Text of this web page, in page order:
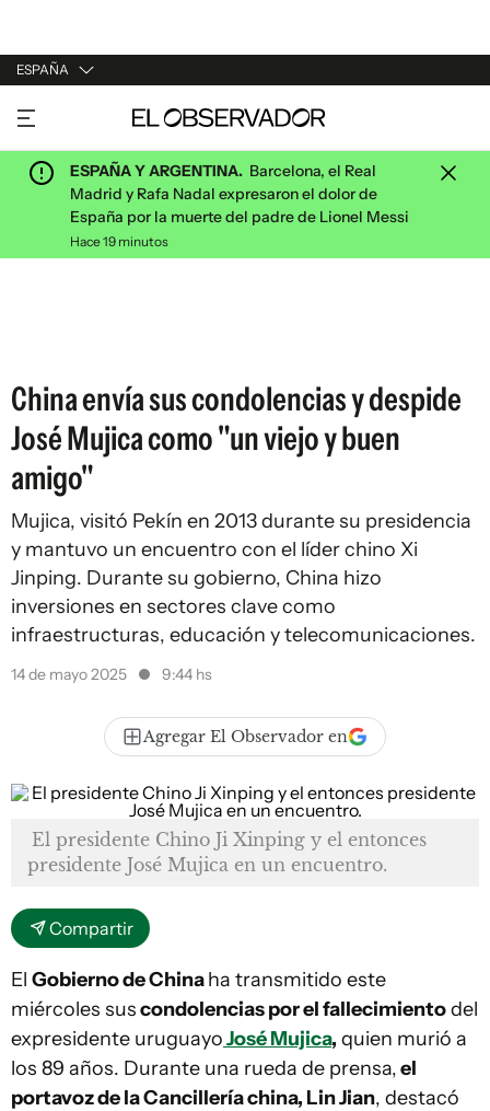
ESPAÑA
URUGUAY
ARGENTINA
ESPAÑA
ESTADOS UNIDOS
ESPAÑA Y ARGENTINA. Barcelona, el Real
Madrid y Rafa Nadal expresaron el dolor de
España por la muerte del padre de Lionel Messi
Hace 19 minutos
China envía sus condolencias y despide
José Mujica como "un viejo y buen
amigo"
Mujica, visitó Pekín en 2013 durante su presidencia
y mantuvo un encuentro con el líder chino Xi
Jinping. Durante su gobierno, China hizo
inversiones en sectores clave como
infraestructuras, educación y telecomunicaciones.
14 de mayo 2025 9:44 hs
Agregar El Observador en
El presidente Chino Ji Xinping y el entonces
presidente José Mujica en un encuentro.
Compartir
El Gobierno de Chinaha transmitido este
miércoles suscondolencias por el fallecimientodel
expresidente uruguayoJosé Mujica, quien murió a
los 89 años. Durante una rueda de prensa,el
portavoz de la Cancillería china, Lin Jian, destacó